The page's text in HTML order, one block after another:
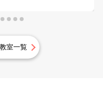
室一覧